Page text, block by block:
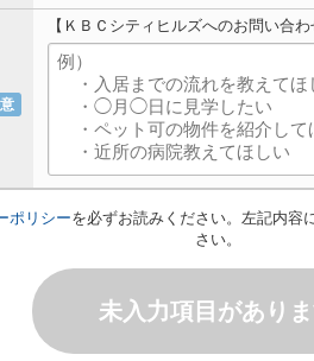
【ＫＢＣシティヒルズへのお問い合わ
ポリシーを必ずお読みください。左記内容
さい。
未入力項目があり